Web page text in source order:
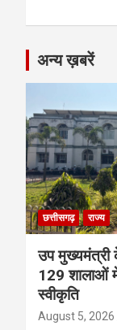
अन्य ख़बरें
छत्तीसगढ़ राज्य
उप मुख्यमंत्री
129 शालाओं में
स्वीकृति
August 5, 2026